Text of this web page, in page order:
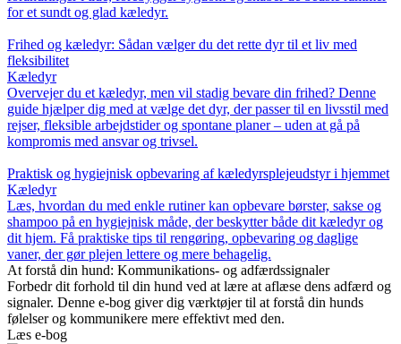
for et sundt og glad kæledyr.
Frihed og kæledyr: Sådan vælger du det rette dyr til et liv med
fleksibilitet
Kæledyr
Overvejer du et kæledyr, men vil stadig bevare din frihed? Denne
guide hjælper dig med at vælge det dyr, der passer til en livsstil med
rejser, fleksible arbejdstider og spontane planer – uden at gå på
kompromis med ansvar og trivsel.
Praktisk og hygiejnisk opbevaring af kæledyrsplejeudstyr i hjemmet
Kæledyr
Læs, hvordan du med enkle rutiner kan opbevare børster, sakse og
shampoo på en hygiejnisk måde, der beskytter både dit kæledyr og
dit hjem. Få praktiske tips til rengøring, opbevaring og daglige
vaner, der gør plejen lettere og mere behagelig.
At forstå din hund: Kommunikations- og adfærdssignaler
Forbedr dit forhold til din hund ved at lære at aflæse dens adfærd og
signaler. Denne e-bog giver dig værktøjer til at forstå din hunds
følelser og kommunikere mere effektivt med den.
Læs e-bog